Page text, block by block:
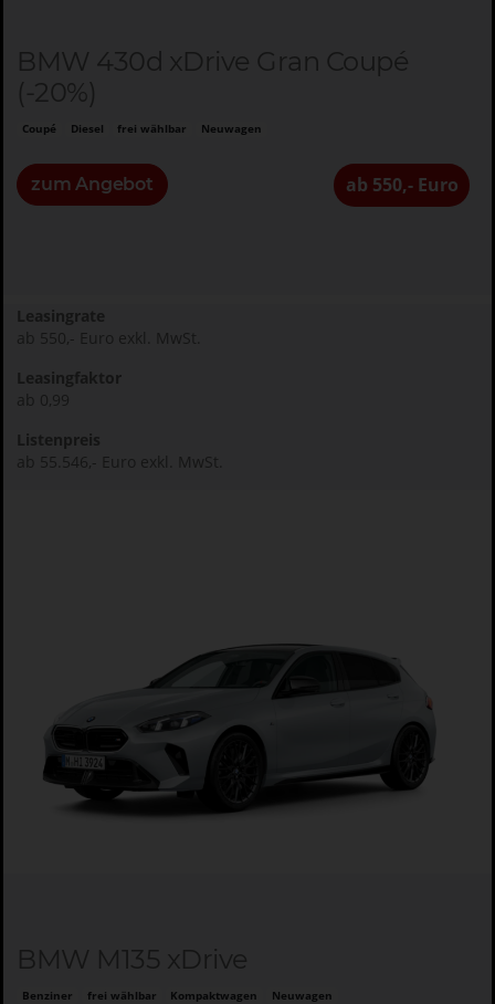
BMW 430d xDrive Gran Coupé
(-20%)
Coupé Diesel frei wählbar Neuwagen
zum Angebot ab 550,- Euro
Leasingrate
ab 550,- Euro exkl. MwSt.
Leasingfaktor
ab 0,99
Listenpreis
ab 55.546,- Euro exkl. MwSt.
BMW M135 xDrive
Benziner frei wählbar Kompaktwagen Neuwagen